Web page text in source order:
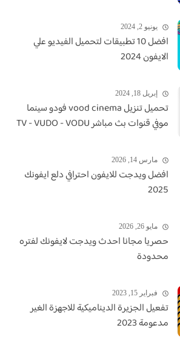
يونيو 2, 2024
افضل 10 تطبيقات لتحميل الفيديو علي
الايفون 2024
إبريل 18, 2024
تحميل تنزيل vood cinema فودو سينما
موفي قنوات بث مباشر TV - VUDO - VODU
مارس 14, 2026
افضل ويدجت للايفون احترافي دلع ايفونك
2025
مايو 26, 2026
حصريا مجانا احدث ويدجت لايفونك لفتره
محدودة
فبراير 15, 2023
تفعيل الجزيرة الديناميكية للاجهزة الغير
مدعومة 2023